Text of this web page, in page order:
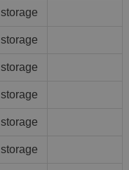
storage
storage
storage
storage
storage
storage